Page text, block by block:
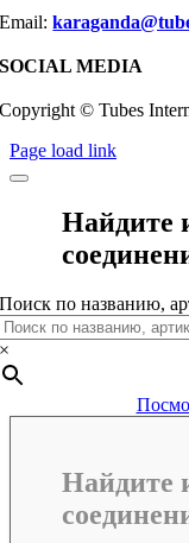
Email:
SOCIAL MEDIA
Copyright © Tubes
Page load link
Найдите
Поиск по названию,
×
Найдите